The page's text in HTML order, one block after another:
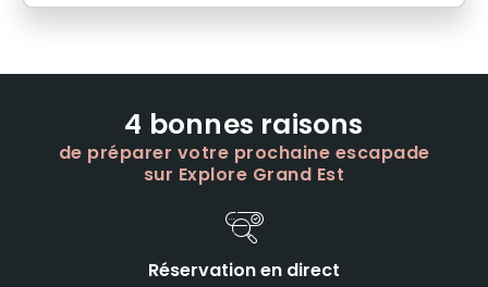
4 bonnes raisons
de préparer votre prochaine escapade
sur Explore Grand Est
Réservation en direct